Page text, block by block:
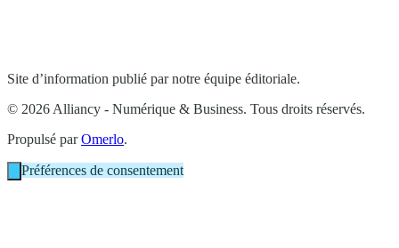
Site d’information publié par notre équipe éditoriale.
© 2026 Alliancy - Numérique & Business. Tous droits réservés.
Propulsé parOmerlo.
Préférences de consentement